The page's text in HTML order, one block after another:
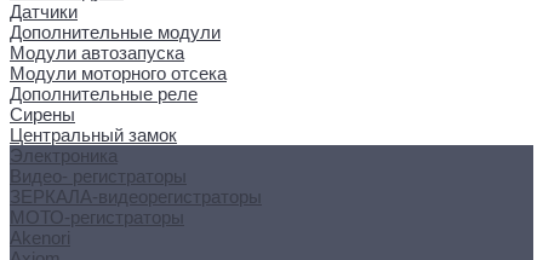
Датчики
Дополнительные модули
Модули автозапуска
Модули моторного отсека
Дополнительные реле
Сирены
Центральный замок
Электроника
Видео- регистраторы
ЗЕРКАЛА-видеорегистраторы
МОТО-регистраторы
Akenori